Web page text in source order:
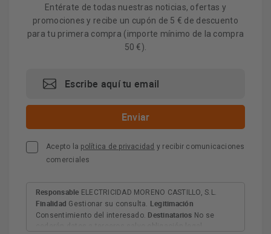
Entérate de todas nuestras noticias, ofertas y
promociones y recibe un cupón de 5 € de descuento
para tu primera compra (importe mínimo de la compra
50 €).
Acepto la política de privacidad y recibir comunicaciones
comerciales
Responsable ELECTRICIDAD MORENO CASTILLO, S.L.
Finalidad Gestionar su consulta. Legitimación
Consentimiento del interesado. Destinatarios No se